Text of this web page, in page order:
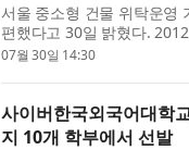
서울 중소형 건물 위탁운영
편했다고 30일 밝혔다.
누적 운영해 온 회사가 현장
07월 30일 14:30
사이버한국외국어대학
지 10개 학부에서 선발